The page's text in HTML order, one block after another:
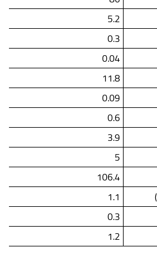
5.2
0.3
0.04
11.8
0.09
0.6
3.9
5
106.4
1.1
0.3
1.2